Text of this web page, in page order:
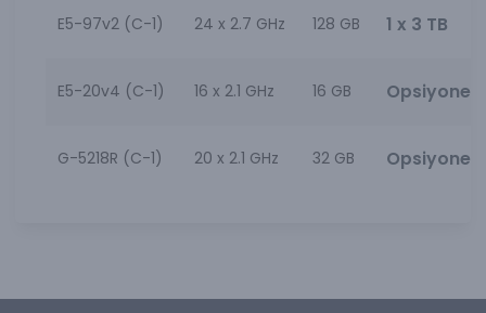
E5-97v2 (C-1) 24 x 2.7 GHz 128 GB 1 x 3 TB
E5-20v4 (C-1) 16 x 2.1 GHz 16 GB Opsiyonel
G-5218R (C-1) 20 x 2.1 GHz 32 GB Opsiyonel